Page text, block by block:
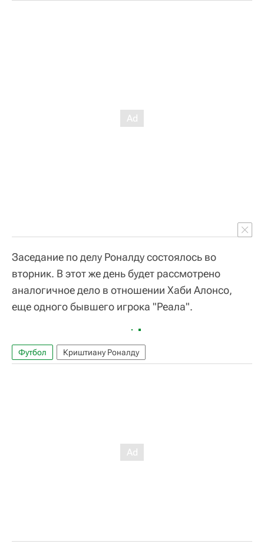
Заседание по делу Роналду состоялось во
вторник. В этот же день будет рассмотрено
аналогичное дело в отношении Хаби Алонсо,
еще одного бывшего игрока "Реала".
Футбол Криштиану Роналду